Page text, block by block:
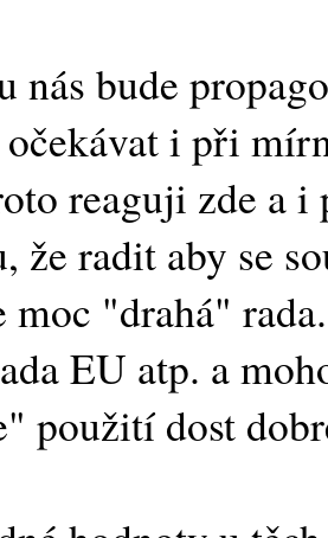
nás bude
i při
reaguji zde a i
že radit aby se
moc "drahá"
EU atp. a
použití dost